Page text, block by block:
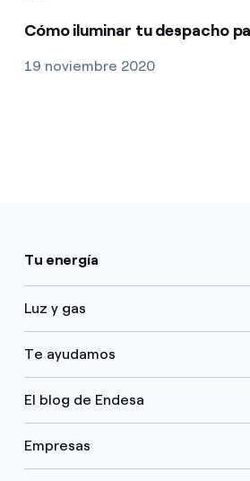
Cómo iluminar tu despacho
19 noviembre 2020
Tu energía
Luz y gas
Te ayudamos
El blog de Endesa
Empresas